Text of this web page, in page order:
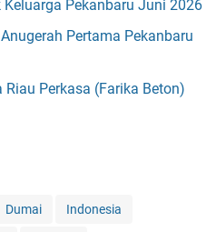
Pekanbaru Juni 2026
Pertama Pekanbaru
Perkasa (Farika Beton)
Dumai Indonesia